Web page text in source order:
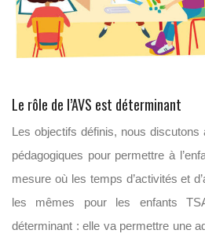
Le rôle de l’AVS est déterminant
Les objectifs définis, nous
pédagogiques pour permettre à
mesure où les temps d’activités et
les mêmes pour les enfants
déterminant : elle va permettre une